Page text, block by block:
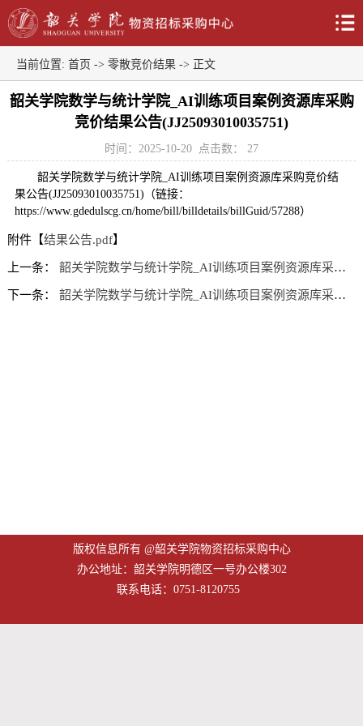
当前位置: 首页 -> 零散竞价结果 -> 正文
韶关学院数学与统计学院_AI训练项目案例资源库采购
竞价结果公告(JJ25093010035751)
时间：2025-10-20 点击数： 27
韶关学院数学与统计学院_AI训练项目案例资源库采购竞价结
果公告(JJ25093010035751)（链接：
https://www.gdedulscg.cn/home/bill/billdetails/billGuid/57288）
附件【结果公告.pdf】
上一条： 韶关学院数学与统计学院_AI训练项目案例资源库采购 竞价结果公告(JJ25093010035751)
下一条： 韶关学院数学与统计学院_AI训练项目案例资源库采购 竞价结果公告(JJ25093010035751)
版权信息所有 @韶关学院物资招标采购中心
办公地址：韶关学院明德区一号办公楼302
联系电话：0751-8120755